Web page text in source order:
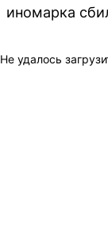
иномарка
Не удалось